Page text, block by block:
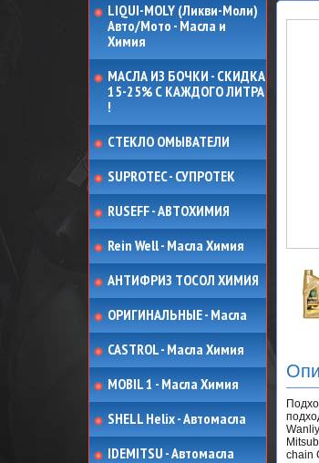
LIQUI-MOLY (Ликви-Моли)
Авто/Мото - Масла и
Химия
МАСЛА ИЗ БОЧКИ - СКИДКА
15-25% С КАЖДОГО ЛИТРА
!
СТЕКЛО ОМЫВАТЕЛИ
SUPROTEC - СУПРОТЕК
RUSEFF - АВТОХИМИЯ
Rein Well - Масла Химия
АНТИФРИЗ ТОСОЛ ХИМИЯ
ОРИГИНАЛЬНЫЕ - Масла
CASTROL - Масла Химия
MOBIL 1 - Масла Химия
SHELL Helix - Автомасла
IDEMITSU - Автомасла
chain